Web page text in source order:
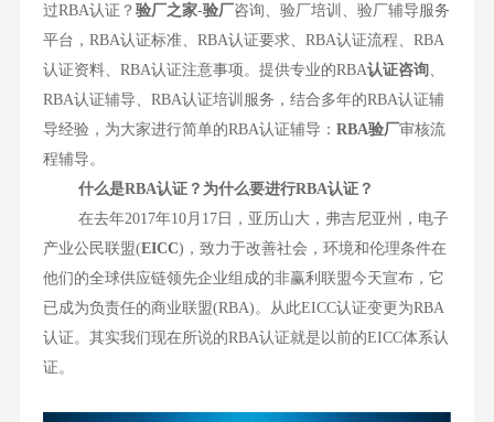
过RBA认证？验厂之家-验厂咨询、验厂培训、验厂辅导服务
平台，RBA认证标准、RBA认证要求、RBA认证流程、RBA
认证资料、RBA认证注意事项。提供专业的RBA认证咨询
RBA认证辅导、RBA认证培训服务，结合多年的RBA认证辅
导经验，为大家进行简单的RBA认证辅导：RBA验厂审核流
程辅导。
什么是RBA认证？为什么要进行RBA认证？
在去年2017年10月17日，亚历山大，弗吉尼亚州，电子
产业公民联盟(EICC)，致力于改善社会，环境和伦理条件在
他们的全球供应链领先企业组成的非赢利联盟今天宣布，它
已成为负责任的商业联盟(RBA)。从此EICC认证变更为RBA
认证。其实我们现在所说的RBA认证就是以前的EICC体系认
证。